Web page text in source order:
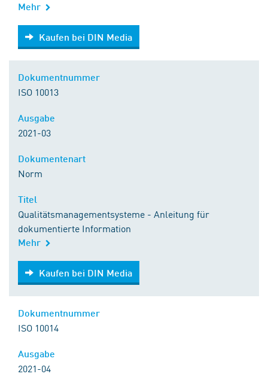
Mehr
Kaufen bei DIN Media
Kaufen bei DIN Media
ISO 10013
2021-03
Norm
Qualitätsmanagementsysteme - Anleitung für
dokumentierte Information
Mehr
Kaufen bei DIN Media
Kaufen bei DIN Media
ISO 10014
2021-04